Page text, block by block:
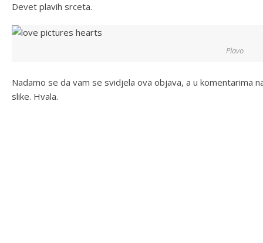
Devet plavih srceta.
Plavo
Nadamo se da vam se svidjela ova objava, a u komentarima
slike. Hvala.